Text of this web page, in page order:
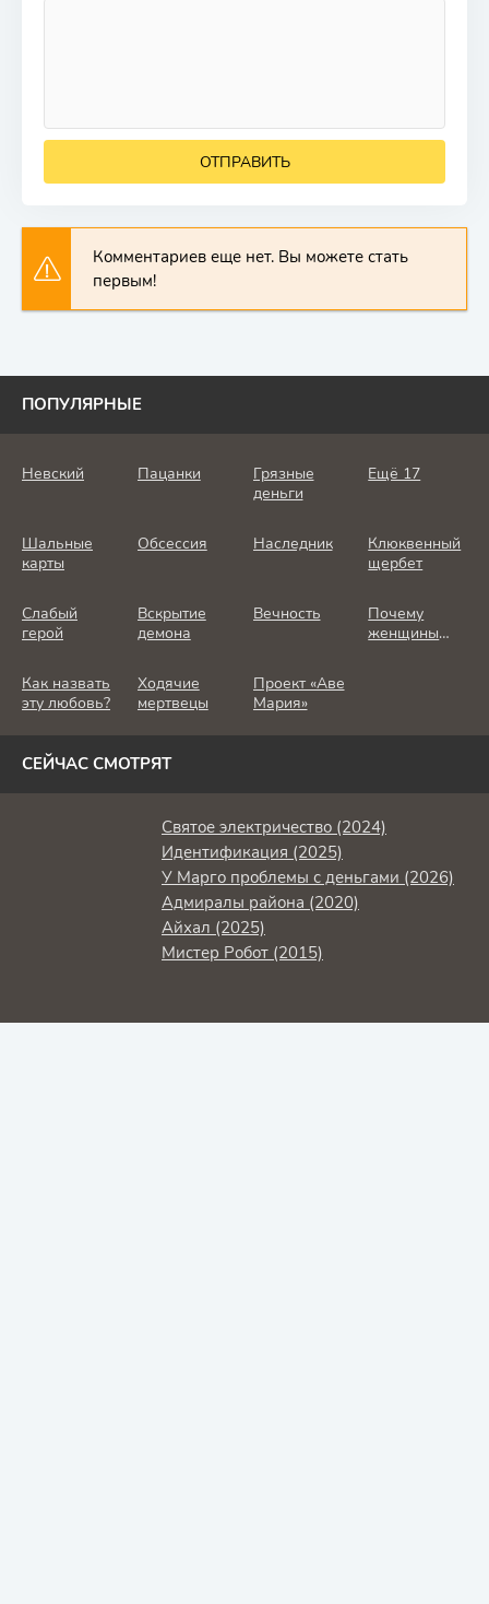
ОТПРАВИТЬ
Комментариев еще нет. Вы можете стать
первым!
ПОПУЛЯРНЫЕ
Невский Пацанки
Грязные
деньги
Ещё 17
Шальные
карты
Обсессия Наследник
Клюквенный
щербет
Слабый
герой
Вскрытие
демона
Вечность
Почему
женщины
Как назвать
эту любовь?
Ходячие
мертвецы
Проект «Аве
Мария»
СЕЙЧАС СМОТРЯТ
Святое электричество (2024)
Идентификация (2025)
У Марго проблемы с деньгами (2026)
Адмиралы района (2020)
Айхал (2025)
Мистер Робот (2015)